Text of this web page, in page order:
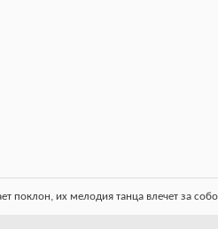
поклон, их мелодия танца влечет за